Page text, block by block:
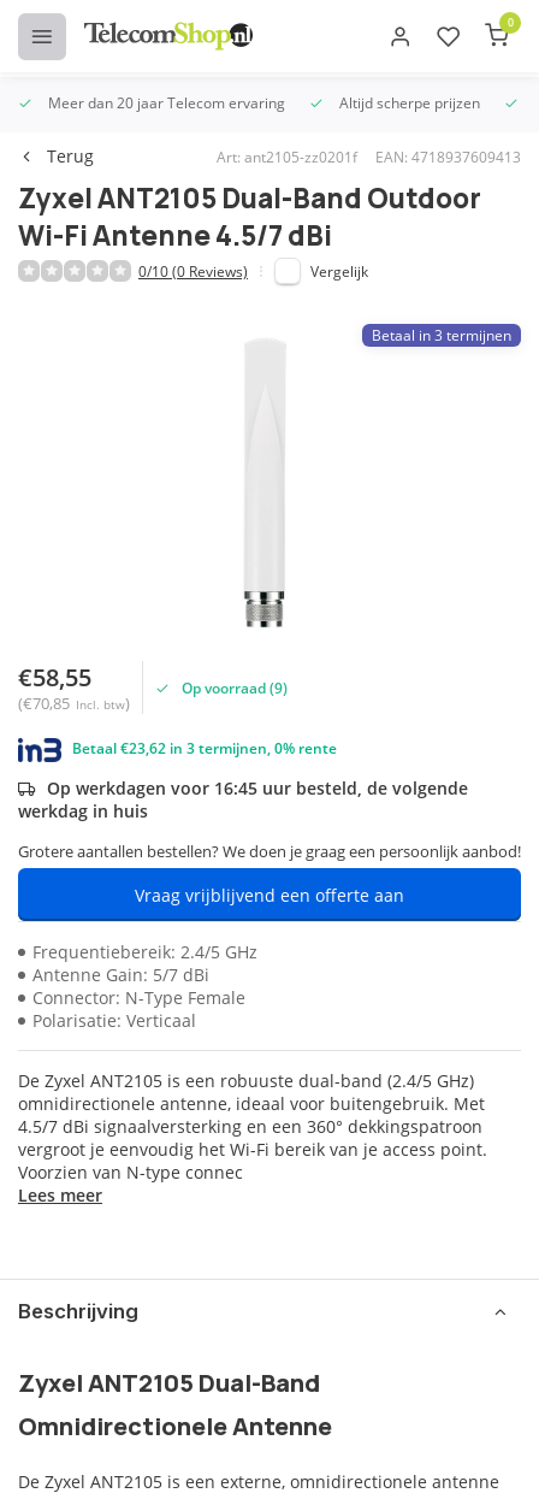
0
Meer dan 20 jaar Telecom ervaring Altijd scherpe prijzen
Terug Art: ant2105-zz0201f EAN: 4718937609413
Zyxel ANT2105 Dual-Band Outdoor
Wi-Fi Antenne 4.5/7 dBi
0/10 (0 Reviews) Vergelijk
Betaal in 3 termijnen
€58,55
(€70,85 Incl. btw)
Op voorraad (9)
Betaal €23,62 in 3 termijnen, 0% rente
Op werkdagen voor 16:45 uur besteld, de volgende
werkdag in huis
Grotere aantallen bestellen? We doen je graag een persoonlijk aanbod!
Vraag vrijblijvend een offerte aan
Frequentiebereik: 2.4/5 GHz
Antenne Gain: 5/7 dBi
Connector: N-Type Female
Polarisatie: Verticaal
De Zyxel ANT2105 is een robuuste dual-band (2.4/5 GHz)
omnidirectionele antenne, ideaal voor buitengebruik. Met
4.5/7 dBi signaalversterking en een 360° dekkingspatroon
vergroot je eenvoudig het Wi-Fi bereik van je access point.
Voorzien van N-type connec
Lees meer
Beschrijving
Zyxel ANT2105 Dual-Band
Omnidirectionele Antenne
De Zyxel ANT2105 is een externe, omnidirectionele antenne